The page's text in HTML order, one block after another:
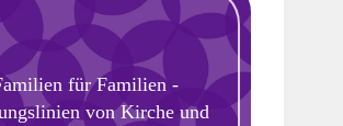
für Familien -
von Kirche und